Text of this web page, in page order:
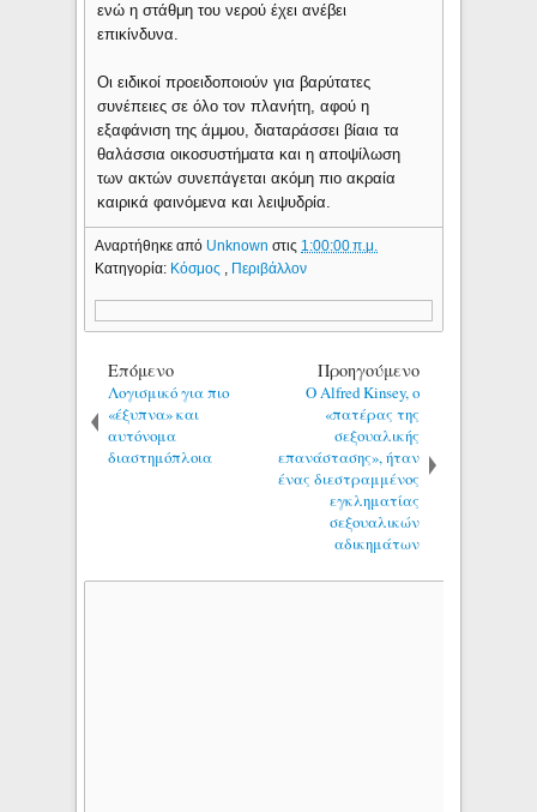
ενώ η στάθμη του νερού έχει ανέβει
επικίνδυνα.
Οι ειδικοί προειδοποιούν για βαρύτατες
συνέπειες σε όλο τον πλανήτη, αφού η
εξαφάνιση της άμμου, διαταράσσει βίαια τα
θαλάσσια οικοσυστήματα και η αποψίλωση
των ακτών συνεπάγεται ακόμη πιο ακραία
καιρικά φαινόμενα και λειψυδρία.
Αναρτήθηκε από Unknownστις 1:00:00 π.μ.
Κατηγορία: Κόσμος Περιβάλλον
Επόμενο
Λογισμικό για πιο
«έξυπνα» και
αυτόνομα
διαστημόπλοια
Προηγούμενο
Ο Alfred Kinsey, ο
«πατέρας της
σεξουαλικής
επανάστασης», ήταν
ένας διεστραμμένος
εγκληματίας
σεξουαλικών
αδικημάτων